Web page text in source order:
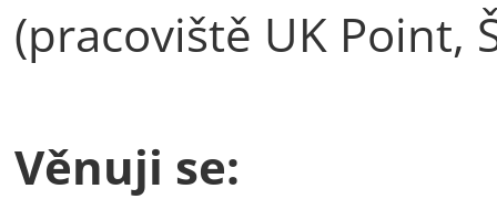
(pracoviště UK Point,
Věnuji se: